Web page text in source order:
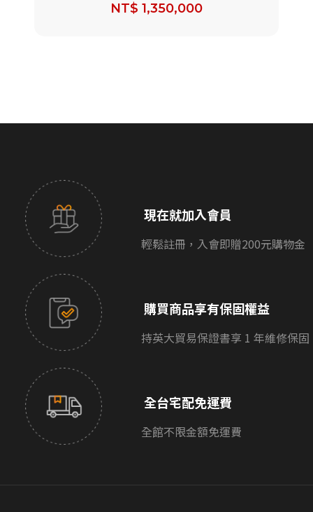
NT$ 1,350,000
現在就加入會員
輕鬆註冊，入會即贈200元購物金
購買商品享有保固權益
持英大貿易保證書享 1 年維修保固
全台宅配免運費
全館不限金額免運費